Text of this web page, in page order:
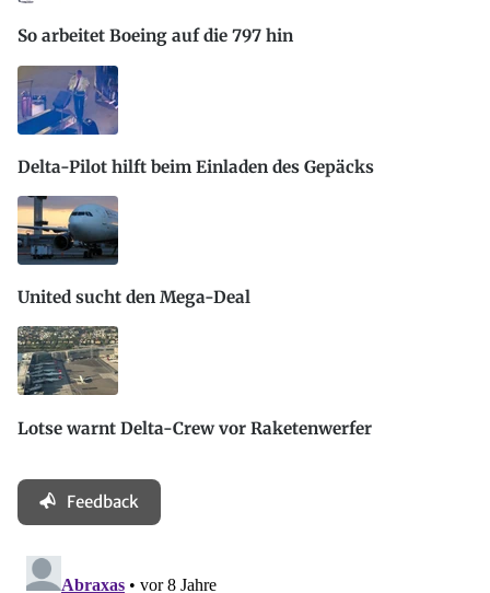
So arbeitet Boeing auf die 797 hin
Delta-Pilot hilft beim Einladen des Gepäcks
United sucht den Mega-Deal
Lotse warnt Delta-Crew vor Raketenwerfer
Feedback